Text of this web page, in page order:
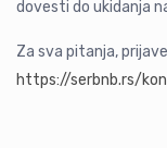
dovesti do ukidanja
Za sva pitanja,
https://serbnb.rs/